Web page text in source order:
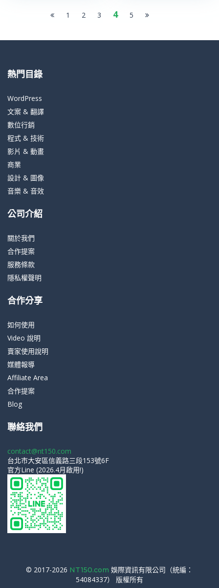
1 2 3 4 5
熱門目錄
WordPress
文案 & 翻譯
數位行銷
程式 & 技術
影片 & 動畫
商業
設計 & 圖像
音樂 & 音效
公司介紹
關於我們
合作提案
服務條款
隱私權聲明
合作分享
如何使用
Video 說明
賣家使用說明
媒體報導
Affiliate Area
合作提案
Blog
聯絡我們
contact@nt150.com
台北市大安區信義路三段153號6F
官方Line (2026.4月啟用!)
© 2017-2026 NT150.com 娛際資訊有限公司（統編：
54084337） 版權所有